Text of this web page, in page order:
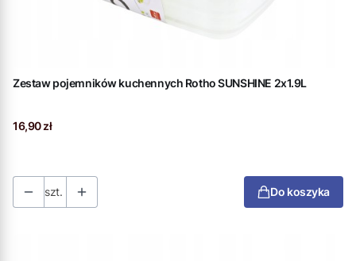
Zestaw pojemników kuchennych Rotho SUNSHINE 2x1.9L
Cena
16,90 zł
szt. Do koszyka